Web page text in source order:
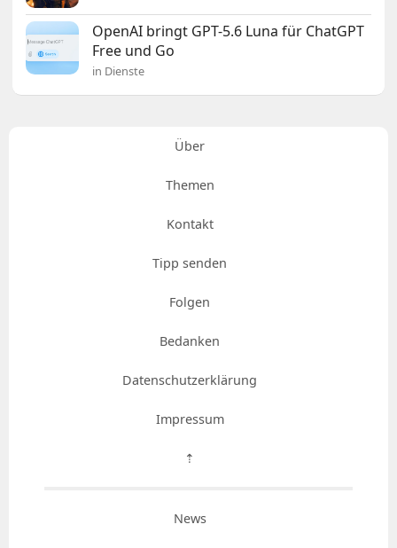
OpenAI bringt GPT-5.6 Luna für ChatGPT
Free und Go
in Dienste
Über
Themen
Kontakt
Tipp senden
Folgen
Bedanken
Datenschutzerklärung
Impressum
⇡
News